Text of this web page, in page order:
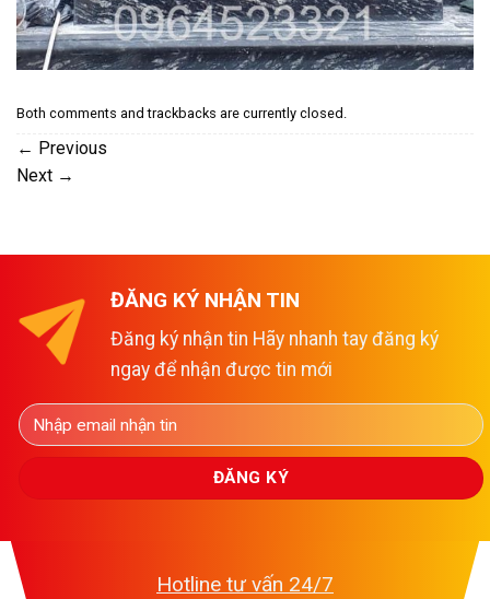
Both comments and trackbacks are currently closed.
← Previous
Next →
ĐĂNG KÝ NHẬN TIN
Đăng ký nhận tin Hãy nhanh tay đăng ký
ngay để nhận được tin mới
Hotline tư vấn 24/7